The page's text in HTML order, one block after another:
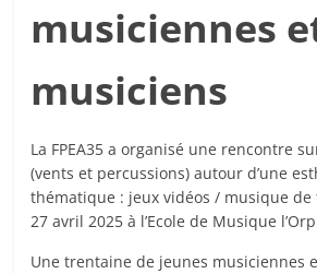
musiciennes
musiciens
La FPEA35 a organisé une rencontre
(vents et percussions) autour d’une
thématique : jeux vidéos / musique
27 avril 2025 à l’Ecole de Musique
Une trentaine de jeunes musiciennes